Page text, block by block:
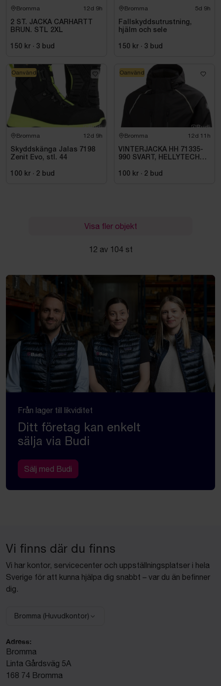
Bromma 12d 9h
2 ST. JACKA CARHARTT
BRUN. STL 2XL
150 kr · 3 bud
Bromma 5d 9h
Fallskyddsutrustning,
hjälm och sele
150 kr · 3 bud
Bromma 12d 9h
Skyddskänga Jalas 7198
Zenit Evo, stl. 44
100 kr · 2 bud
Oanvänd
Bromma 12d 11h
VINTERJACKA HH 71335-
990 SVART, HELLYTECH
100 kr · 2 bud
Oanvänd
Visa fler objekt
12 av 104 st
Från lager till likviditet
Ditt företag kan enkelt
sälja via Budi
Sälj med Budi
Vi finns där du finns
Vi har kontor, servicecenter och uppställningsplatser i hela
Sverige för att kunna hjälpa dig snabbt – var du än befinner
dig.
Välj anläggning:
Bromma (Huvudkontor)
Adress:
Bromma
Linta Gårdsväg 5A
168 74 Bromma